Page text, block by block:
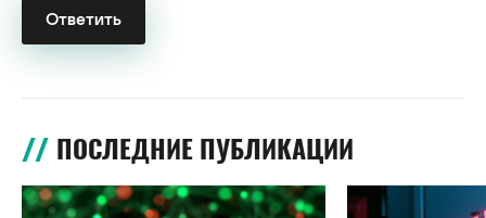
ПОСЛЕДНИЕ ПУБЛИКАЦИИ